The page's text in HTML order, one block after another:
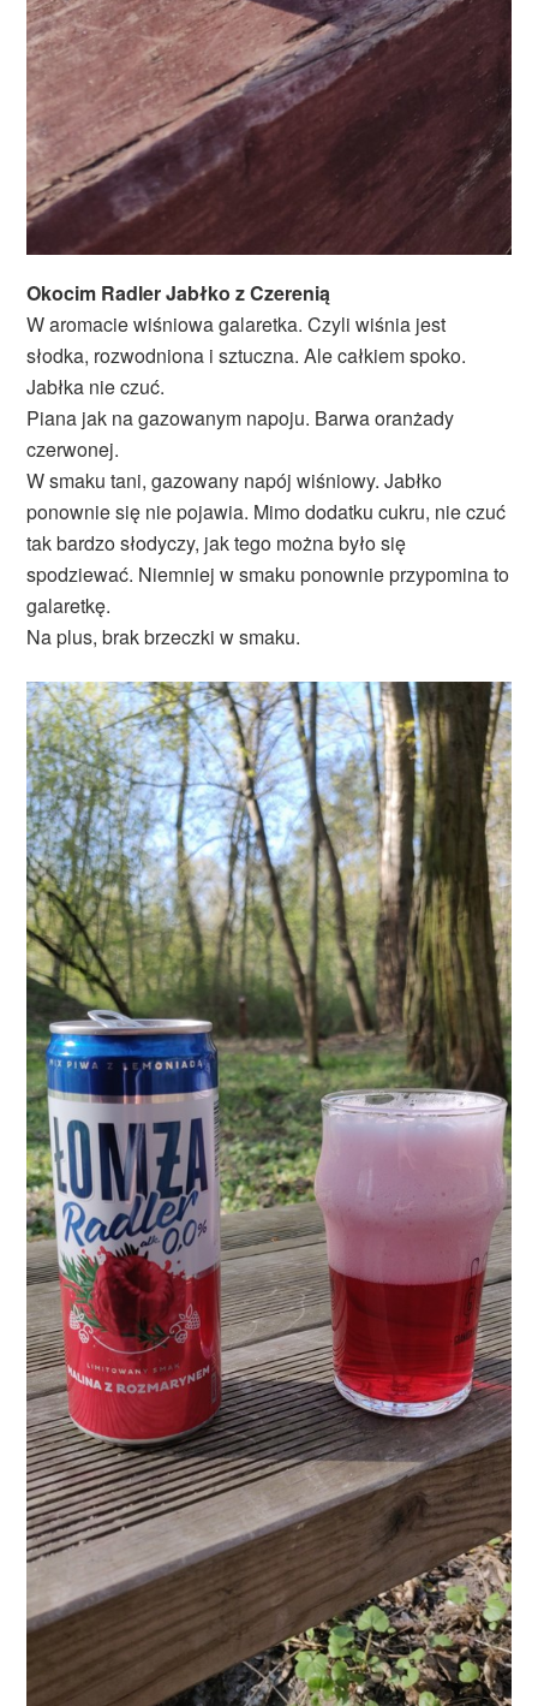
Okocim Radler Jabłko z Czerenią
W aromacie wiśniowa galaretka. Czyli wiśnia jest
słodka, rozwodniona i sztuczna. Ale całkiem spoko.
Jabłka nie czuć.
Piana jak na gazowanym napoju. Barwa oranżady
czerwonej.
W smaku tani, gazowany napój wiśniowy. Jabłko
ponownie się nie pojawia. Mimo dodatku cukru, nie czuć
tak bardzo słodyczy, jak tego można było się
spodziewać. Niemniej w smaku ponownie przypomina to
galaretkę.
Na plus, brak brzeczki w smaku.